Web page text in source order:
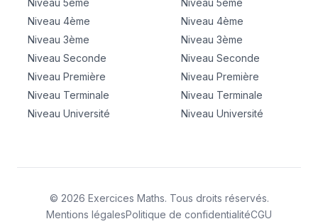
Niveau 5ème
Niveau 4ème
Niveau 3ème
Niveau Seconde
Niveau Première
Niveau Terminale
Niveau Université
Niveau 5ème
Niveau 4ème
Niveau 3ème
Niveau Seconde
Niveau Première
Niveau Terminale
Niveau Université
© 2026 Exercices Maths. Tous droits réservés.
Mentions légalesPolitique de confidentialitéCGU